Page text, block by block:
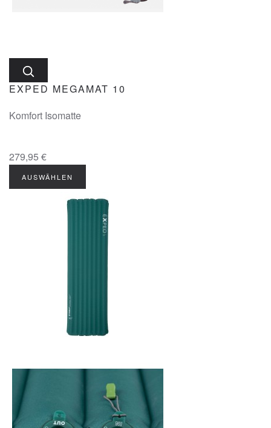
EXPED MEGAMAT 10
Komfort Isomatte
279,95 €
AUSWÄHLEN